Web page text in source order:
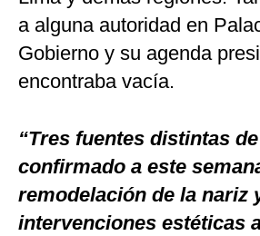
a alguna autoridad en
Gobierno y su agenda
encontraba vacía.
“Tres fuentes distintas
confirmado a este
remodelación de la nariz
intervenciones estéticas